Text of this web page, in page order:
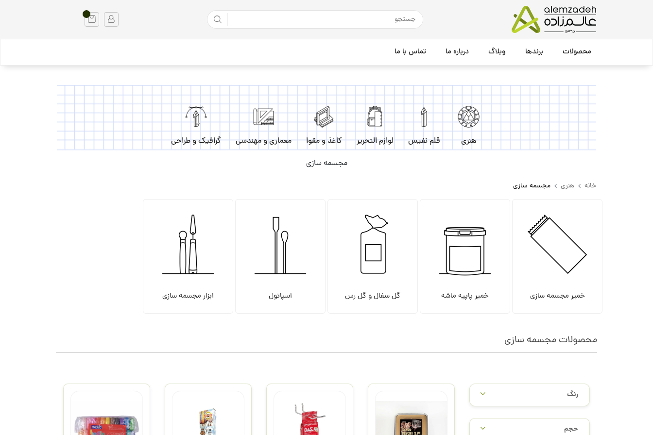
محصولات برندها وبلاگ درباره ما تماس با ما
هنری قلم نفیس لوازم التحریر کاغذ و مقوا معماری و مهندسی
گرافیک و طراحی
مجسمه سازی
خانه هنری مجسمه سازی
خمیر مجسمه سازی خمیر پاپیه ماشه گل سفال و گل رس اسپاتول ابزار مجسمه سازی
محصولات مجسمه سازی
/
رنگ
حجم